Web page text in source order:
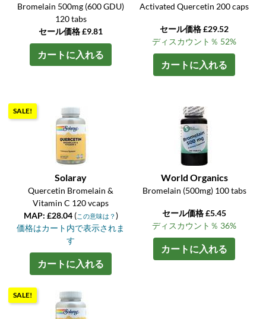
Bromelain 500mg (600 GDU)
120 tabs
セール価格 £9.81
カートに入れる
Activated Quercetin 200 caps
セール価格 £29.52
ディスカウント％ 52%
カートに入れる
SALE!
Solaray
Quercetin Bromelain &
Vitamin C 120 vcaps
MAP: £28.04 (この意味は？ )
価格はカート内で表示されま
す
カートに入れる
World Organics
Bromelain (500mg) 100 tabs
セール価格 £5.45
ディスカウント％ 36%
カートに入れる
SALE!